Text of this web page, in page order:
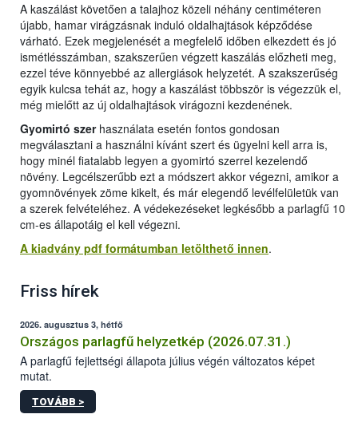
A kaszálást követően a talajhoz közeli néhány centiméteren
újabb, hamar virágzásnak induló oldalhajtások képződése
várható. Ezek megjelenését a megfelelő időben elkezdett és jó
ismétlésszámban, szakszerűen végzett kaszálás előzheti meg,
ezzel téve könnyebbé az allergiások helyzetét. A szakszerűség
egyik kulcsa tehát az, hogy a kaszálást többször is végezzük el,
még mielőtt az új oldalhajtások virágozni kezdenének.
Gyomirtó szer használata esetén fontos gondosan
megválasztani a használni kívánt szert és ügyelni kell arra is,
hogy minél fiatalabb legyen a gyomirtó szerrel kezelendő
növény. Legcélszerűbb ezt a módszert akkor végezni, amikor a
gyomnövények zöme kikelt, és már elegendő levélfelületük van
a szerek felvételéhez. A védekezéseket legkésőbb a parlagfű 10
cm-es állapotáig el kell végezni.
A kiadvány pdf formátumban letölthető innen.
Friss hírek
2026. augusztus 3, hétfő
Országos parlagfű helyzetkép (2026.07.31.)
A parlagfű fejlettségi állapota július végén változatos képet
mutat.
TOVÁBB >